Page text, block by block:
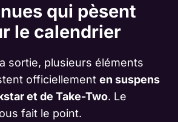
qui pèsent
le calendrier
sortie, plusieurs éléments
officiellement en suspens
et de Take-Two. Le
fait le point.